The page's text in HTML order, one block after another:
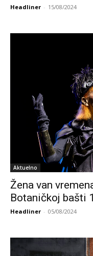
Headliner - 15/08/2024
Aktuelno
Žena van
Botaničkoj bašti
Headliner - 05/08/2024